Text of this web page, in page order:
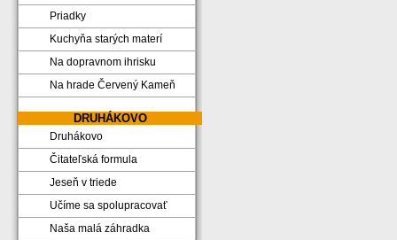
Priadky
Kuchyňa starých materí
Na dopravnom ihrisku
Na hrade Červený Kameň
DRUHÁKOVO
Druhákovo
Čitateľská formula
Jeseň v triede
Učíme sa spolupracovať
Naša malá záhradka